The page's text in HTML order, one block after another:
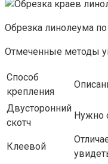
Обрезка линолеума
Отмеченные методы
Способ
крепления
Двусторонний
скотч
Нужно
Клеевой